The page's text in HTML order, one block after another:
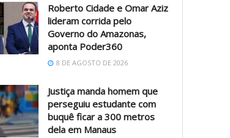
Roberto Cidade e Omar Aziz
lideram corrida pelo
Governo do Amazonas,
aponta Poder360
8 DE AGOSTO DE 2026
Justiça manda homem que
perseguiu estudante com
buquê ficar a 300 metros
dela em Manaus